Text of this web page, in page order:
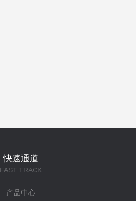
快速通道
FAST TRACK
产品中心